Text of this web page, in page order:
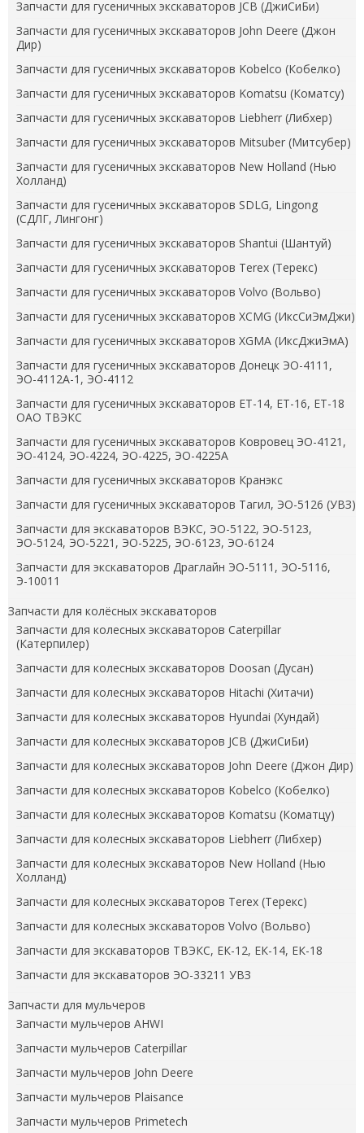
Запчасти для гусеничных экскаваторов JCB (ДжиСиБи)
Запчасти для гусеничных экскаваторов John Deere (Джон
Дир)
Запчасти для гусеничных экскаваторов Kobelco (Кобелко)
Запчасти для гусеничных экскаваторов Komatsu (Коматсу)
Запчасти для гусеничных экскаваторов Liebherr (Либхер)
Запчасти для гусеничных экскаваторов Mitsuber (Митсубер)
Запчасти для гусеничных экскаваторов New Holland (Нью
Холланд)
Запчасти для гусеничных экскаваторов SDLG, Lingong
(СДЛГ, Лингонг)
Запчасти для гусеничных экскаваторов Shantui (Шантуй)
Запчасти для гусеничных экскаваторов Terex (Терекс)
Запчасти для гусеничных экскаваторов Volvo (Вольво)
Запчасти для гусеничных экскаваторов XCMG (ИксСиЭмДжи)
Запчасти для гусеничных экскаваторов XGMA (ИксДжиЭмА)
Запчасти для гусеничных экскаваторов Донецк ЭО-4111,
ЭО-4112А-1, ЭО-4112
Запчасти для гусеничных экскаваторов ЕТ-14, ЕТ-16, ЕТ-18
ОАО ТВЭКС
Запчасти для гусеничных экскаваторов Ковровец ЭО-4121,
ЭО-4124, ЭО-4224, ЭО-4225, ЭО-4225А
Запчасти для гусеничных экскаваторов Кранэкс
Запчасти для гусеничных экскаваторов Тагил, ЭО-5126 (УВЗ)
Запчасти для экскаваторов ВЭКС, ЭО-5122, ЭО-5123,
ЭО-5124, ЭО-5221, ЭО-5225, ЭО-6123, ЭО-6124
Запчасти для экскаваторов Драглайн ЭО-5111, ЭО-5116,
Э-10011
Запчасти для колёсных экскаваторов
Запчасти для колесных экскаваторов Caterpillar
(Катерпилер)
Запчасти для колесных экскаваторов Doosan (Дусан)
Запчасти для колесных экскаваторов Hitachi (Хитачи)
Запчасти для колесных экскаваторов Hyundai (Хундай)
Запчасти для колесных экскаваторов JCB (ДжиСиБи)
Запчасти для колесных экскаваторов John Deere (Джон Дир)
Запчасти для колесных экскаваторов Kobelco (Кобелко)
Запчасти для колесных экскаваторов Komatsu (Коматцу)
Запчасти для колесных экскаваторов Liebherr (Либхер)
Запчасти для колесных экскаваторов New Holland (Нью
Холланд)
Запчасти для колесных экскаваторов Terex (Терекс)
Запчасти для колесных экскаваторов Volvo (Вольво)
Запчасти для экскаваторов ТВЭКС, ЕК-12, ЕК-14, ЕК-18
Запчасти для экскаваторов ЭО-33211 УВЗ
Запчасти для мульчеров
Запчасти мульчеров AHWI
Запчасти мульчеров Caterpillar
Запчасти мульчеров John Deere
Запчасти мульчеров Plaisance
Запчасти мульчеров Primetech